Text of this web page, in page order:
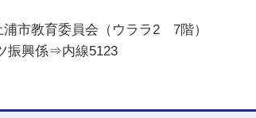
浦市教育委員会（ウララ2 7階）
振興係⇒内線5123